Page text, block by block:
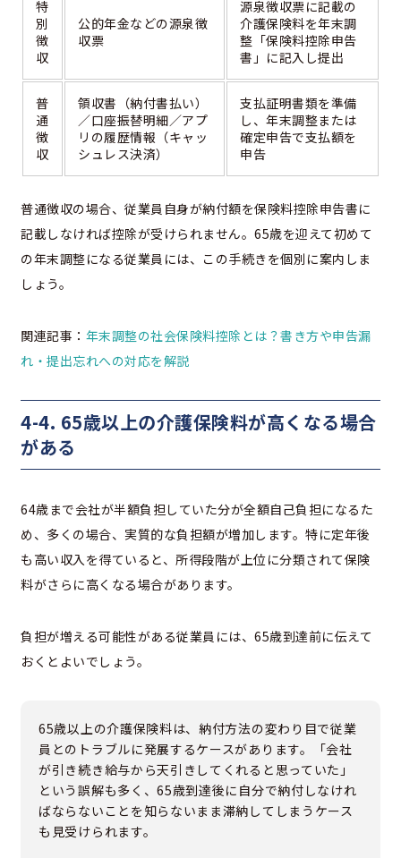
特
別
徴
収
公的年金などの源泉徴
収票
源泉徴収票に記載の
介護保険料を年末調
整「保険料控除申告
書」に記入し提出
普
通
徴
収
領収書（納付書払い）
／口座振替明細／アプ
リの履歴情報（キャッ
シュレス決済）
支払証明書類を準備
し、年末調整または
確定申告で支払額を
申告
普通徴収の場合、従業員自身が納付額を保険料控除申告書に
記載しなければ控除が受けられません。65歳を迎えて初めて
の年末調整になる従業員には、この手続きを個別に案内しま
しょう。
関連記事： 年末調整の社会保険料控除とは？書き方や申告漏
れ・提出忘れへの対応を解説
4-4. 65歳以上の介護保険料が高くなる場合
がある
64歳まで会社が半額負担していた分が全額自己負担になるた
め、多くの場合、実質的な負担額が増加します。特に定年後
も高い収入を得ていると、所得段階が上位に分類されて保険
料がさらに高くなる場合があります。
負担が増える可能性がある従業員には、65歳到達前に伝えて
おくとよいでしょう。
65歳以上の介護保険料は、納付方法の変わり目で従業
員とのトラブルに発展するケースがあります。「会社
が引き続き給与から天引きしてくれると思っていた」
という誤解も多く、65歳到達後に自分で納付しなけれ
ばならないことを知らないまま滞納してしまうケース
も見受けられます。